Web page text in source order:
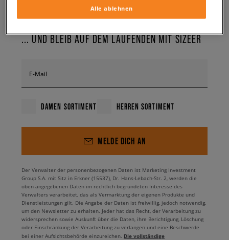
NEWSLETTER
... UND BLEIB AUF DEM LAUFENDEN MIT SIZEER
E-Mail
DAMEN SORTIMENT HERREN SORTIMENT
MELDE DICH AN
Der Verwalter der personenbezogenen Daten ist Marketing Investment
Group S.A. mit Sitz in Erkner (15537), Dr. Hans-Lebach-Str. 2, werden die
oben angegebenen Daten im rechtlich begründeten Interesse des
Verwalters verarbeitet, das als Vermarktung der eigenen Produkte und
Dienstleistungen gilt. Die Angabe der Daten ist freiwillig, jedoch notwendig,
um den Newsletter zu erhalten. Jeder hat das Recht, der Verarbeitung zu
widersprechen sowie Auskunft über die Daten, ihre Berichtigung, Löschung
oder Einschränkung der Verarbeitung zu verlangen und eine Beschwerde
bei einer Aufsichtsbehörde einzureichen. Die vollständige
Alle ablehnen